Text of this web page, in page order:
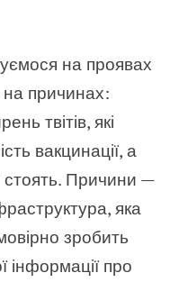
на проявах
на причинах:
твітів, які
вакцинації, а
стоять. Причини —
яка
зробить
інформації про